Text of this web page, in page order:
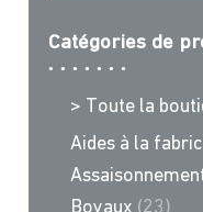
Catégories de
> Toute la
Aides à la